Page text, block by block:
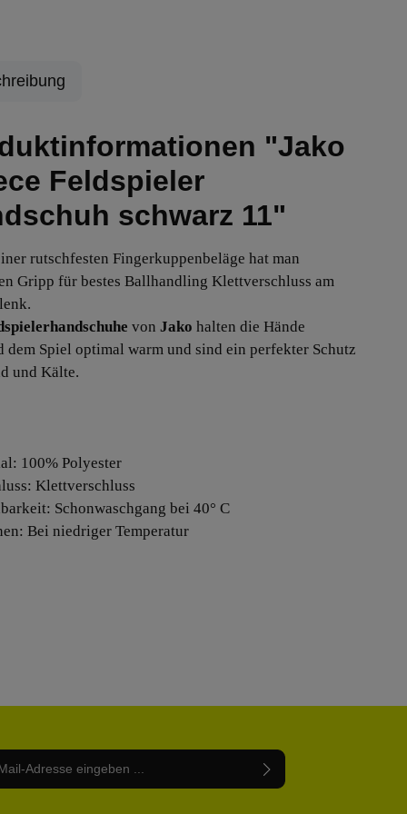
"Jako
Feldspieler
schwarz 11"
rutschfesten Fingerkuppenbeläge hat man
Gripp für bestes Ballhandling Klettverschluss am
von Jako halten die Hände
dem Spiel optimal warm und sind ein perfekter Schutz
und Kälte.
100% Polyester
Klettverschluss
Schonwaschgang bei 40° C
Bei niedriger Temperatur